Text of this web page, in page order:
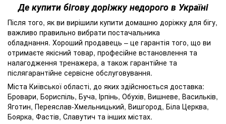
Де купити бігову доріжку недорого в Україні
Після того, як ви вирішили купити домашню доріжку для бігу,
важливо правильно вибрати постачальника
обладнання. Хороший продавець – це гарантія того, що ви
отримаєте якісний товар, професійне встановлення та
налагодження тренажера, а також гарантійне та
післягарантійне сервісне обслуговування.
Міста Київської області, до яких здійснюється доставка:
Бровари, Бориспіль, Буча, Ірпінь, Обухів, Вишневе, Васильків,
Яготин, Переяслав-Хмельницький, Вишгород, Біла Церква,
Боярка, Фастів, Славутич та інших містах.